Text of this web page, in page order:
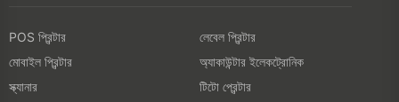
POS প্রিন্টার
লেবেল প্রিন্টার
মোবাইল প্রিন্টার
অ্যাকাউন্টার ইলেকট্রোনিক
স্ক্যানার
টিটো প্রেন্টার